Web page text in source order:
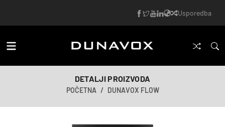
Usporedba
DETALJI PROIZVODA
POČETNA DUNAVOX FLOW